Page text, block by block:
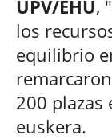
UPV/EHU,
los
equilibrio
200 plazas
euskera.